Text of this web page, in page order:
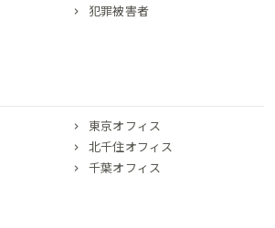
犯罪被害者
東京オフィス
北千住オフィス
千葉オフィス